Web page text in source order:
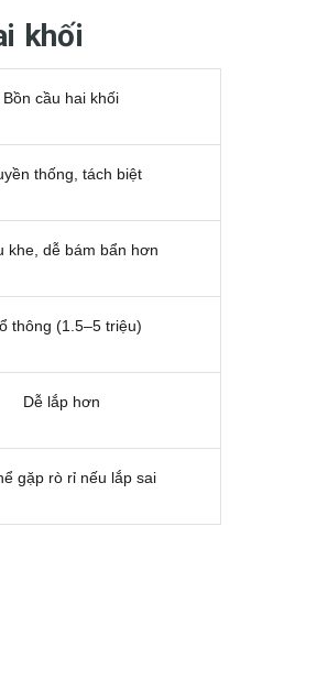
khối
Bồn cầu hai khối
thống, tách biệt
khe, dễ bám bẩn hơn
thông (1.5–5 triệu)
Dễ lắp hơn
gặp rò rỉ nếu lắp sai